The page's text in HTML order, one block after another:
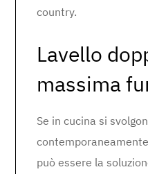
country.
Lavello
massima
Se in cucina si
può essere la